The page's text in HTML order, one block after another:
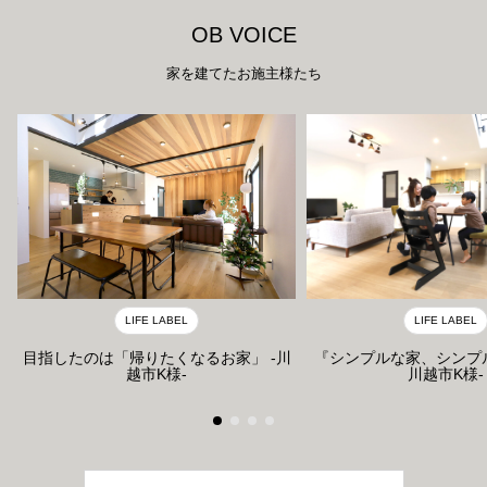
OB VOICE
家を建てたお施主様たち
LIFE LABEL
目指したのは「帰りたくなるお家」 -川
越市K様-
LIFE LABEL
『シンプルな家、シン
川越市K様-